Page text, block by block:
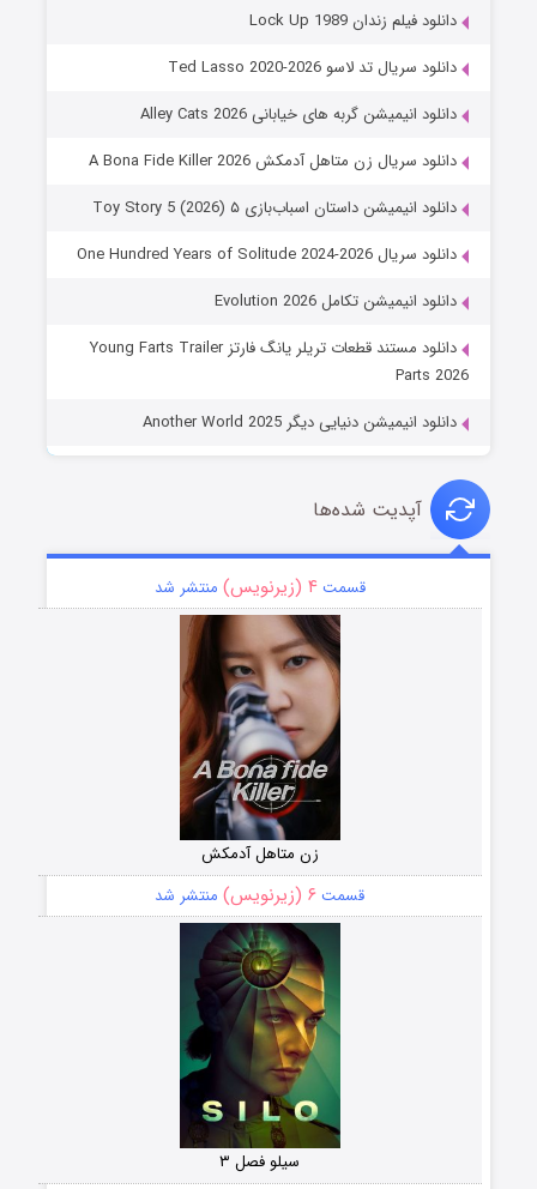
دانلود فیلم زندان Lock Up 1989
دانلود سریال تد لاسو Ted Lasso 2020-2026
دانلود انیمیشن گربه های خیابانی Alley Cats 2026
دانلود سریال زن متاهل آدمکش A Bona Fide Killer 2026
دانلود انیمیشن داستان اسباب‌بازی ۵ Toy Story 5 (2026)
دانلود سریال One Hundred Years of Solitude 2024-2026
دانلود انیمیشن تکامل Evolution 2026
دانلود مستند قطعات تریلر یانگ فارتز Young Farts Trailer
Parts 2026
دانلود انیمیشن دنیایی دیگر Another World 2025
آپدیت شده‌ها
قسمت۴ (زیرنویس) منتشر شد
زن متاهل آدمکش
قسمت ۶ (زیرنویس) منتشر شد
سیلو فصل ۳